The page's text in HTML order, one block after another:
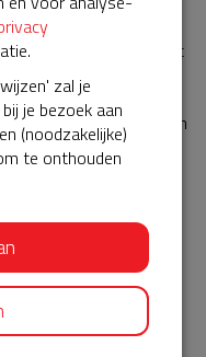
maar bent u niet in het
kunt u zich bij
voor een
zitten vaak lage kosten
declareren bij uw
u heeft afgesloten.
de gulle bijdragen! U
vrienden en familie.
op en kunnen we
zal je
je bezoek aan
(noodzakelijke)
te onthouden